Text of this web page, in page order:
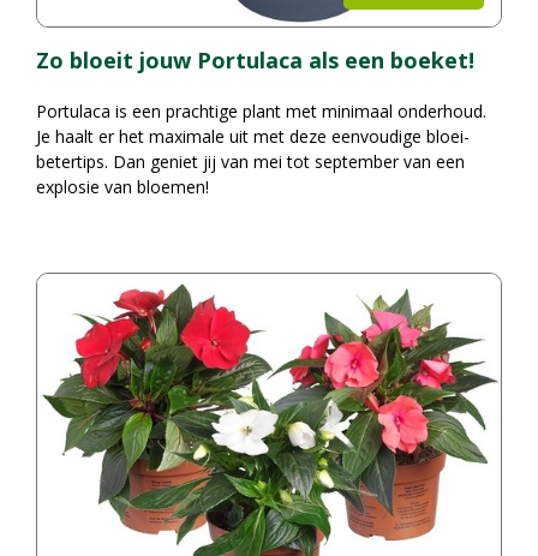
Zo bloeit jouw Portulaca als een boeket!
Portulaca is een prachtige plant met minimaal onderhoud.
Je haalt er het maximale uit met deze eenvoudige bloei-
betertips. Dan geniet jij van mei tot september van een
explosie van bloemen!